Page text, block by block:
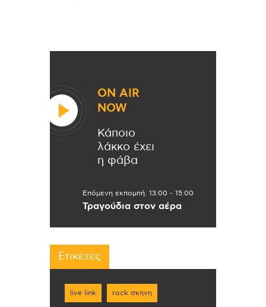
ON AIR
NOW
Κάποιο
λάκκο έχει
η φάβα
Επόμενη εκπομπή: 13:00 - 15:00
Τραγούδια στον αέρα
Ετικέτες
live link rock σκηνη